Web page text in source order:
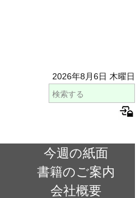
2026年8月6日 木曜日
今週の紙面
書籍のご案内
会社概要